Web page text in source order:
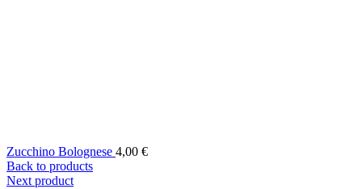
Zucchino Bolognese 4,00 €
Back to products
Next product